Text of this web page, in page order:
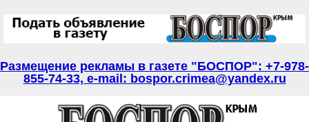
Размещение рекламы в газете "БОСПОР": +7-978-
855-74-33, e-mail: bospor.crimea@yandex.ru